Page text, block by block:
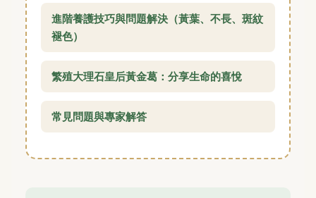
進階養護技巧與問題解決（黃葉、不長、斑紋
褪色）
繁殖大理石皇后黃金葛：分享生命的喜悅
常見問題與專家解答